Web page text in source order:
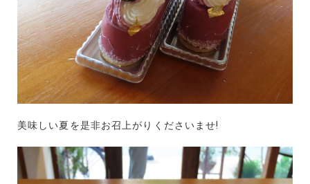
美味しい夏を是非お召上がりくださいませ!